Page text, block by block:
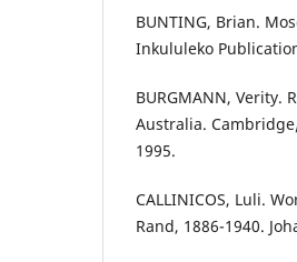
BUNTING, Brian.
Inkululeko
BURGMANN,
Australia.
1995.
CALLINICOS, Luli.
Rand, 1886-1940.